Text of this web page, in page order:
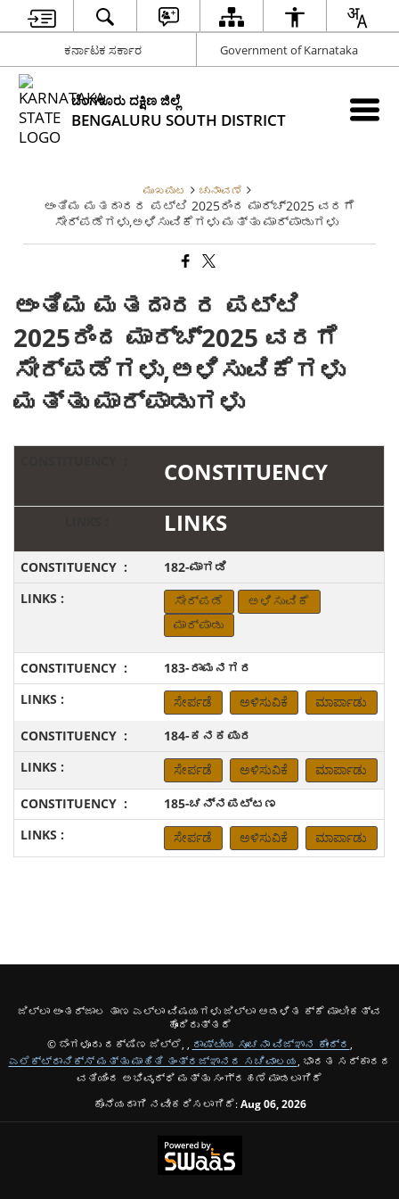
ಕರ್ನಾಟಕ ಸರ್ಕಾರ Government of Karnataka
ಬೆಂಗಳೂರು ದಕ್ಷಿಣ ಜಿಲ್ಲೆ
BENGALURU SOUTH DISTRICT
ಮುಖಪುಟ ಚುನಾವಣೆ
ಅಂತಿಮ ಮತದಾರರ ಪಟ್ಟಿ 2025ರಿಂದ ಮಾರ್ಚ್2025 ವರಗೆ
ಸೇರ್ಪಡೆಗಳು,ಅಳಿಸುವಿಕೆಗಳು ಮತ್ತು ಮಾರ್ಪಾಡುಗಳು
ಅಂತಿಮ ಮತದಾರರ ಪಟ್ಟಿ
2025ರಿಂದ ಮಾರ್ಚ್2025 ವರಗೆ
ಸೇರ್ಪಡೆಗಳು,ಅಳಿಸುವಿಕೆಗಳು
ಮತ್ತು ಮಾರ್ಪಾಡುಗಳು
CONSTITUENCY
LINKS
182-ಮಾಗಡಿ
ಸೇರ್ಪಡೆ
ಅಳಿಸುವಿಕೆ
ಮಾರ್ಪಾಡು
183-ರಾಮನಗರ
ಸೇರ್ಪಡೆ ಅಳಿಸುವಿಕೆ ಮಾರ್ಪಾಡು
184-ಕನಕಪುರ
ಸೇರ್ಪಡೆ ಅಳಿಸುವಿಕೆ ಮಾರ್ಪಾಡು
185-ಚನ್ನಪಟ್ಟಣ
ಸೇರ್ಪಡೆ ಅಳಿಸುವಿಕೆ ಮಾರ್ಪಾಡು
ಜಿಲ್ಲಾ ಅಂತರ್ಜಾಲ ತಾಣ ಎಲ್ಲಾ ವಿಷಯಗಳು ಜಿಲ್ಲಾ ಆಡಳಿತ ಕ್ಕೆ ಮಾಲೀಕತ್ವ
ಹೊಂದಿರುತ್ತದೆ
© ಬೆಂಗಳೂರು ದಕ್ಷಿಣ ಜಿಲ್ಲೆ, , ರಾಷ್ಟೀಯ ಸೂಚನಾ ವಿಜ್ಞಾನ ಕೇಂದ್ರ ,
ಎಲೆಕ್ಟ್ರಾನಿಕ್ಸ್ ಮತ್ತು ಮಾಹಿತಿ ತಂತ್ರಜ್ಞಾನದ ಸಚಿವಾಲಯ, ಭಾರತ ಸರ್ಕಾರದ
ವತಿಯಿಂದ ಅಭಿವೃದ್ಧಿ ಮತ್ತು ಸಂಗ್ರಹಣೆ ಮಾಡಲಾಗಿದೆ
ಕೊನೆಯದಾಗಿ ನವೀಕರಿಸಲಾಗಿದೆ:Aug 06, 2026